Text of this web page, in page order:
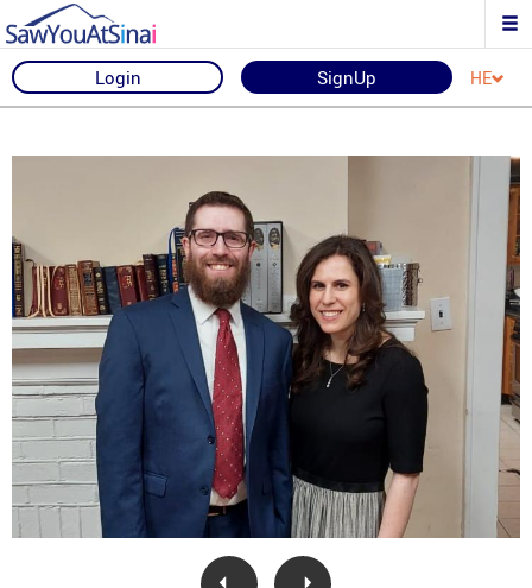
Login SignUp HE